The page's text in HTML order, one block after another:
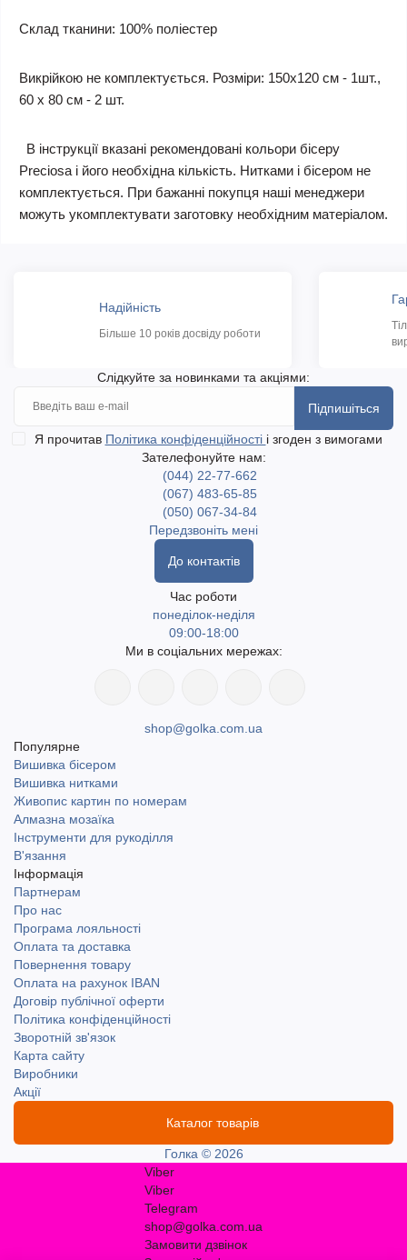
Склад тканини: 100% поліестер
Викрійкою не комплектується. Розміри: 150х120 см - 1шт.,
60 х 80 см - 2 шт.
В інструкції вказані рекомендовані кольори бісеру
Preciosa і його необхідна кількість. Нитками і бісером не
комплектується. При бажанні покупця наші менеджери
можуть укомплектувати заготовку необхідним матеріалом.
Надійність
Більше 10 років досвіду роботи
Слідкуйте за новинками та акціями:
Підпишіться
Я прочитав Політика конфіденційності і згоден з вимогами
Зателефонуйте нам:
(044) 22-77-662
(067) 483-65-85
(050) 067-34-84
Передзвоніть мені
До контактів
Час роботи
понеділок-неділя
09:00-18:00
Ми в соціальних мережах:
shop@golka.com.ua
Популярне
Вишивка бісером
Вишивка нитками
Живопис картин по номерам
Алмазна мозаїка
Інструменти для рукоділля
В'язання
Інформація
Партнерам
Про нас
Програма лояльності
Оплата та доставка
Повернення товару
Оплата на рахунок IBAN
Договір публічної оферти
Політика конфіденційності
Зворотній зв'язок
Карта сайту
Виробники
Акції
Каталог товарів
Голка © 2026
Viber
Viber
Telegram
shop@golka.com.ua
Замовити дзвінок